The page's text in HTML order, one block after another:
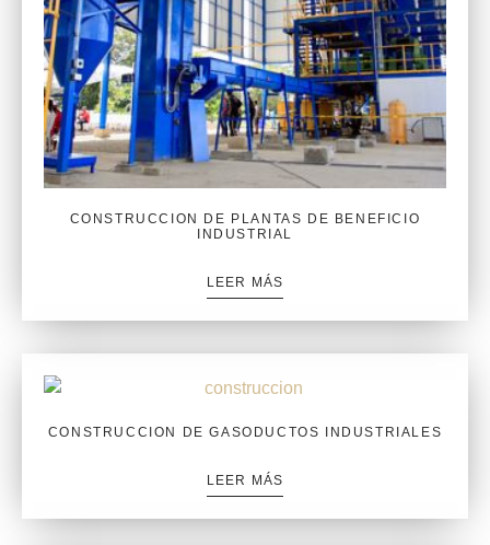
CONSTRUCCION DE PLANTAS DE BENEFICIO
INDUSTRIAL
LEER MÁS
CONSTRUCCION DE GASODUCTOS INDUSTRIALES
LEER MÁS